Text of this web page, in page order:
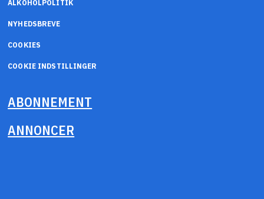
ALKOHOLPOLITIK
NYHEDSBREVE
COOKIES
COOKIE INDSTILLINGER
ABONNEMENT
ANNONCER